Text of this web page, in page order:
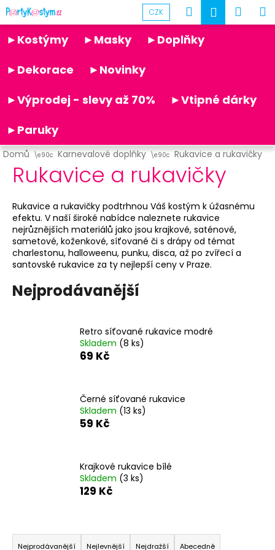
Přejít
na
obsah
CZK Hledat
►Kostýmy ►Masky
►Doplňky
►Dekorace
►Novinky
►Výprodej - slevy až 70%
►Vtipné dárky
►Paruky
Domů Karnevalové doplňky Rukavice a rukavičky
Rukavice a rukavičky
Rukavice a rukavičky podtrhnou Váš kostým k úžasnému
efektu. V naší široké nabídce naleznete rukavice
nejrůznějších materiálů jako jsou krajkové, saténové,
sametové, koženkové, síťované či s drápy od témat
charlestonu, halloweenu, punku, disca, až po zvířecí a
santovské rukavice za ty nejlepší ceny v Praze.
Nejprodávanější
Retro síťované rukavice modré
Skladem (8 ks)
69 Kč
Černé síťované rukavice
Skladem (13 ks)
59 Kč
Krajkové rukavice bílé
Skladem (3 ks)
129 Kč
Ř
Nejprodávanější Nejlevnější Nejdražší Abecedně
K
o
C
p
t
ř
e
b
j
e
t
e
n
a
HLEDAT
u
Partykostym.cz - online